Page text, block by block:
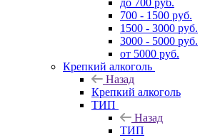
до 700 руб.
700 - 1500 руб.
1500 - 3000 руб.
3000 - 5000 руб.
от 5000 руб.
Крепкий алкоголь
Назад
Крепкий алкоголь
ТИП
Назад
ТИП